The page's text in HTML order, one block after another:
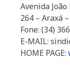
Avenida
264 – Araxá
Fone: (34)
E-MAIL:
HOME PAGE: